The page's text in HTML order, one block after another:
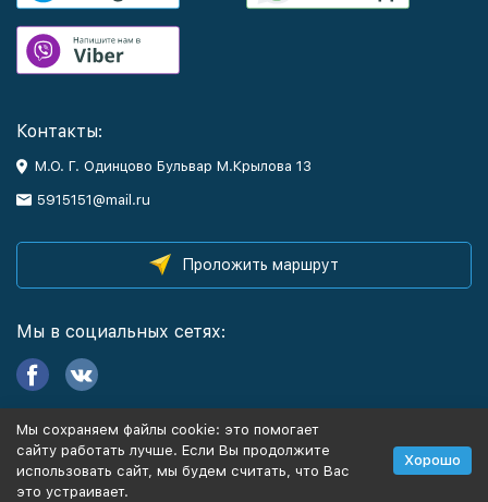
Контакты:
М.О. Г. Одинцово Бульвар М.Крылова 13
5915151@mail.ru
Проложить маршрут
Мы в социальных сетях:
Информация
Мы сохраняем файлы cookie: это помогает
сайту работать лучше. Если Вы продолжите
использовать сайт, мы будем считать, что Вас
это устраивает.
Хорошо